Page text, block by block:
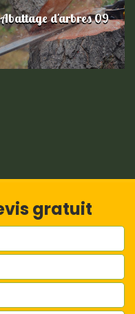
Abattage d'arbres 09
gratuit